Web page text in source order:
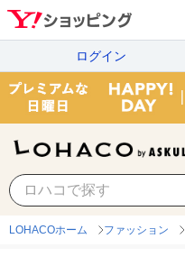
ログイン
LOHACOホーム ファッション